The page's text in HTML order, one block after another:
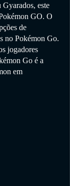
este
GO. O
de
no Pokémon Go.
jogadores
Go é a
em